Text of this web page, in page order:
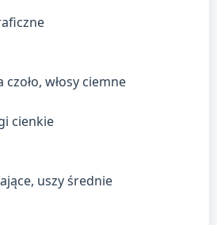
czoło, włosy ciemne
cienkie
uszy średnie